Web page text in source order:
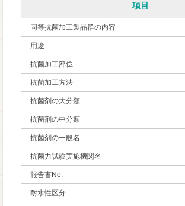
項目
同等抗菌加工製品群の内容
用途
抗菌加工部位
抗菌加工方法
抗菌剤の大分類
抗菌剤の中分類
抗菌剤の一般名
抗菌力試験実施機関名
報告書No.
耐水性区分